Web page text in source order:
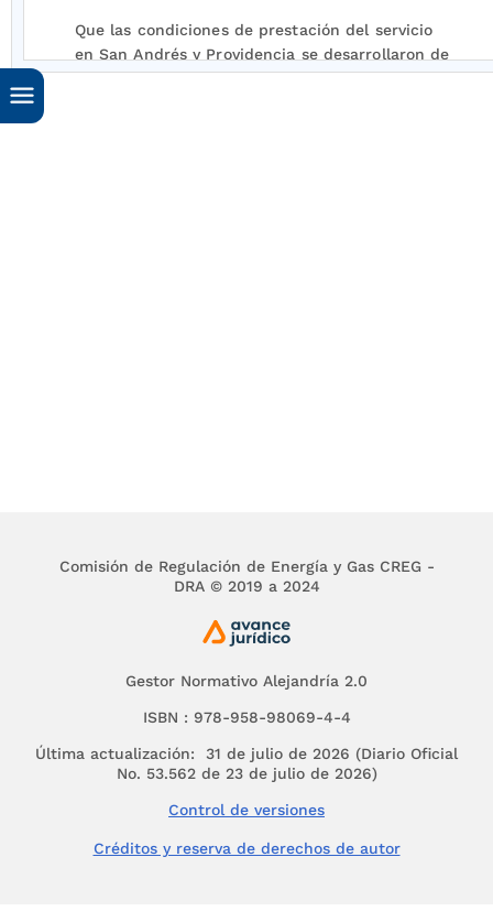
Que las condiciones de prestación del servicio
en San Andrés y Providencia se desarrollaron de
manera distinta a aquellas previstas por la
carácter técnico para modificar la fórmula
tarifaria, y por lo tanto tiene plena aplicación el
Que de los estudios realizados por la CREG se
encontró que el mercado de San Andrés y
de aquellas dadas para los mercados
conectados al SIN y aquellas dadas para las
Zonas no Interconectadas;
ARTÍCULO 1o. DEFINICIONES. Para los efectos de
Gestor Normativo Alejandría 2.0
ISBN : 978-958-98069-4-4
Última actualización: 31 de julio de 2026 (Diario Oficial
No. 53.562 de 23 de julio de 2026)
Control de versiones
Créditos y reserva de derechos de autor
Comisión de Regulación de Energía y Gas CREG -
DRA © 2019 a 2024